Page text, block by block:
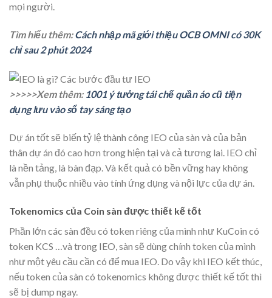
mọi người.
Tìm hiểu thêm:Cách nhập mã giới thiệu OCB OMNI có 30K
chỉ sau 2 phút 2024
>>>>>Xem thêm: 1001 ý tưởng tái chế quần áo cũ tiện
dụng lưu vào sổ tay sáng tạo
Dự án tốt sẽ biến tỷ lệ thành công IEO của sàn và của bản
thân dự án đó cao hơn trong hiện tại và cả tương lai. IEO chỉ
là nền tảng, là bàn đạp. Và kết quả có bền vững hay không
vẫn phụ thuộc nhiều vào tính ứng dụng và nội lực của dự án.
Tokenomics của Coin sàn được thiết kế tốt
Phần lớn các sàn đều có token riêng của mình như KuCoin có
token KCS …và trong IEO, sàn sẽ dùng chính token của mình
như một yêu cầu cần có để mua IEO. Do vậy khi IEO kết thúc,
nếu token của sàn có tokenomics không được thiết kế tốt thì
sẽ bị dump ngay.